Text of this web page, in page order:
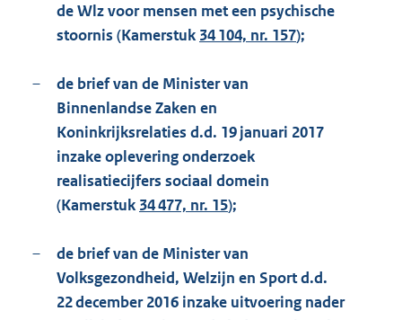
de Wlz voor mensen met een psychische
stoornis (Kamerstuk 34 104, nr. 157);
–
de brief van de Minister van
Binnenlandse Zaken en
Koninkrijksrelaties d.d. 19 januari 2017
inzake oplevering onderzoek
realisatiecijfers sociaal domein
(Kamerstuk 34 477, nr. 15);
–
de brief van de Minister van
Volksgezondheid, Welzijn en Sport d.d.
22 december 2016 inzake uitvoering nader